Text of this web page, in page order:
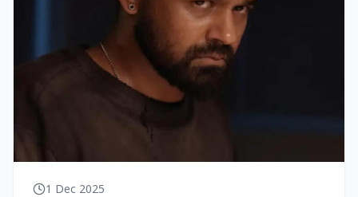
1 Dec 2025